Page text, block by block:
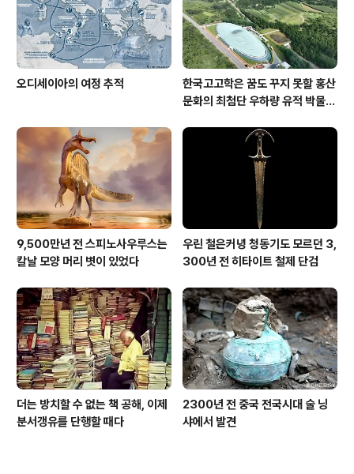
오디세이아의 여정 추적
한국고고학은 꿈도 꾸지 못할 홍산
문화의 최첨단 우하량 유적 박물관
9,500만년 전 스피노사우루스는
칼날 모양 머리 볏이 있었다
우린 철은커녕 청동기도 모르던 3,
300년 전 히타이트 철제 단검
더는 방치할 수 없는 책 공해, 이제
분서갱유를 단행할 때다
2300년 전 중국 전국시대 술 닝
샤에서 발견